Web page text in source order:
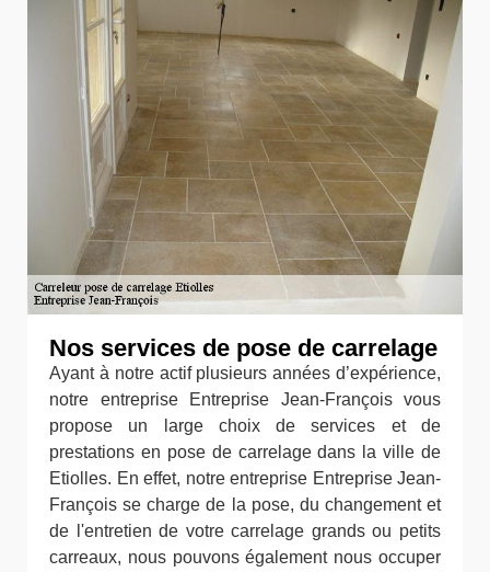
Nos services de pose de carrelage
Ayant à notre actif plusieurs années d’expérience,
notre entreprise Entreprise Jean-François vous
propose un large choix de services et de
prestations en pose de carrelage dans la ville de
Etiolles. En effet, notre entreprise Entreprise Jean-
François se charge de la pose, du changement et
de l'entretien de votre carrelage grands ou petits
carreaux, nous pouvons également nous occuper